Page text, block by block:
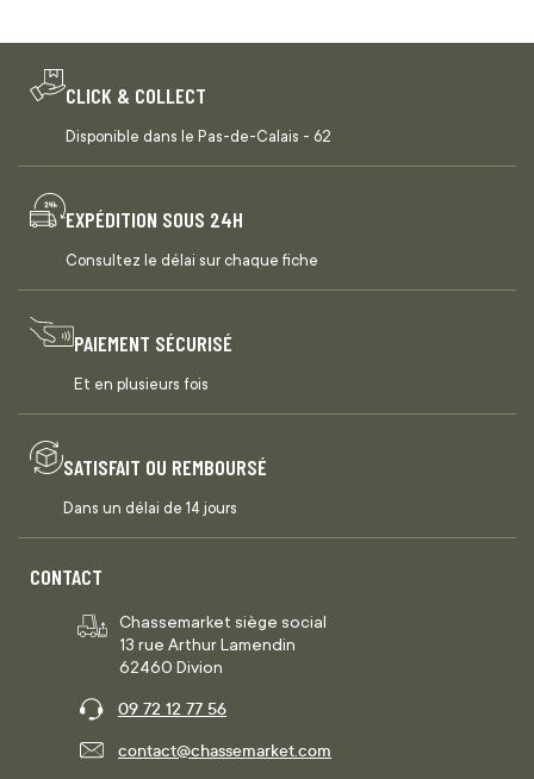
CLICK & COLLECT
Disponible dans le Pas-de-Calais - 62
EXPÉDITION SOUS 24H
Consultez le délai sur chaque fiche
PAIEMENT SÉCURISÉ
Et en plusieurs fois
SATISFAIT OU REMBOURSÉ
Dans un délai de 14 jours
CONTACT
Chassemarket siège social
13 rue Arthur Lamendin
62460 Divion
09 72 12 77 56
contact@chassemarket.com